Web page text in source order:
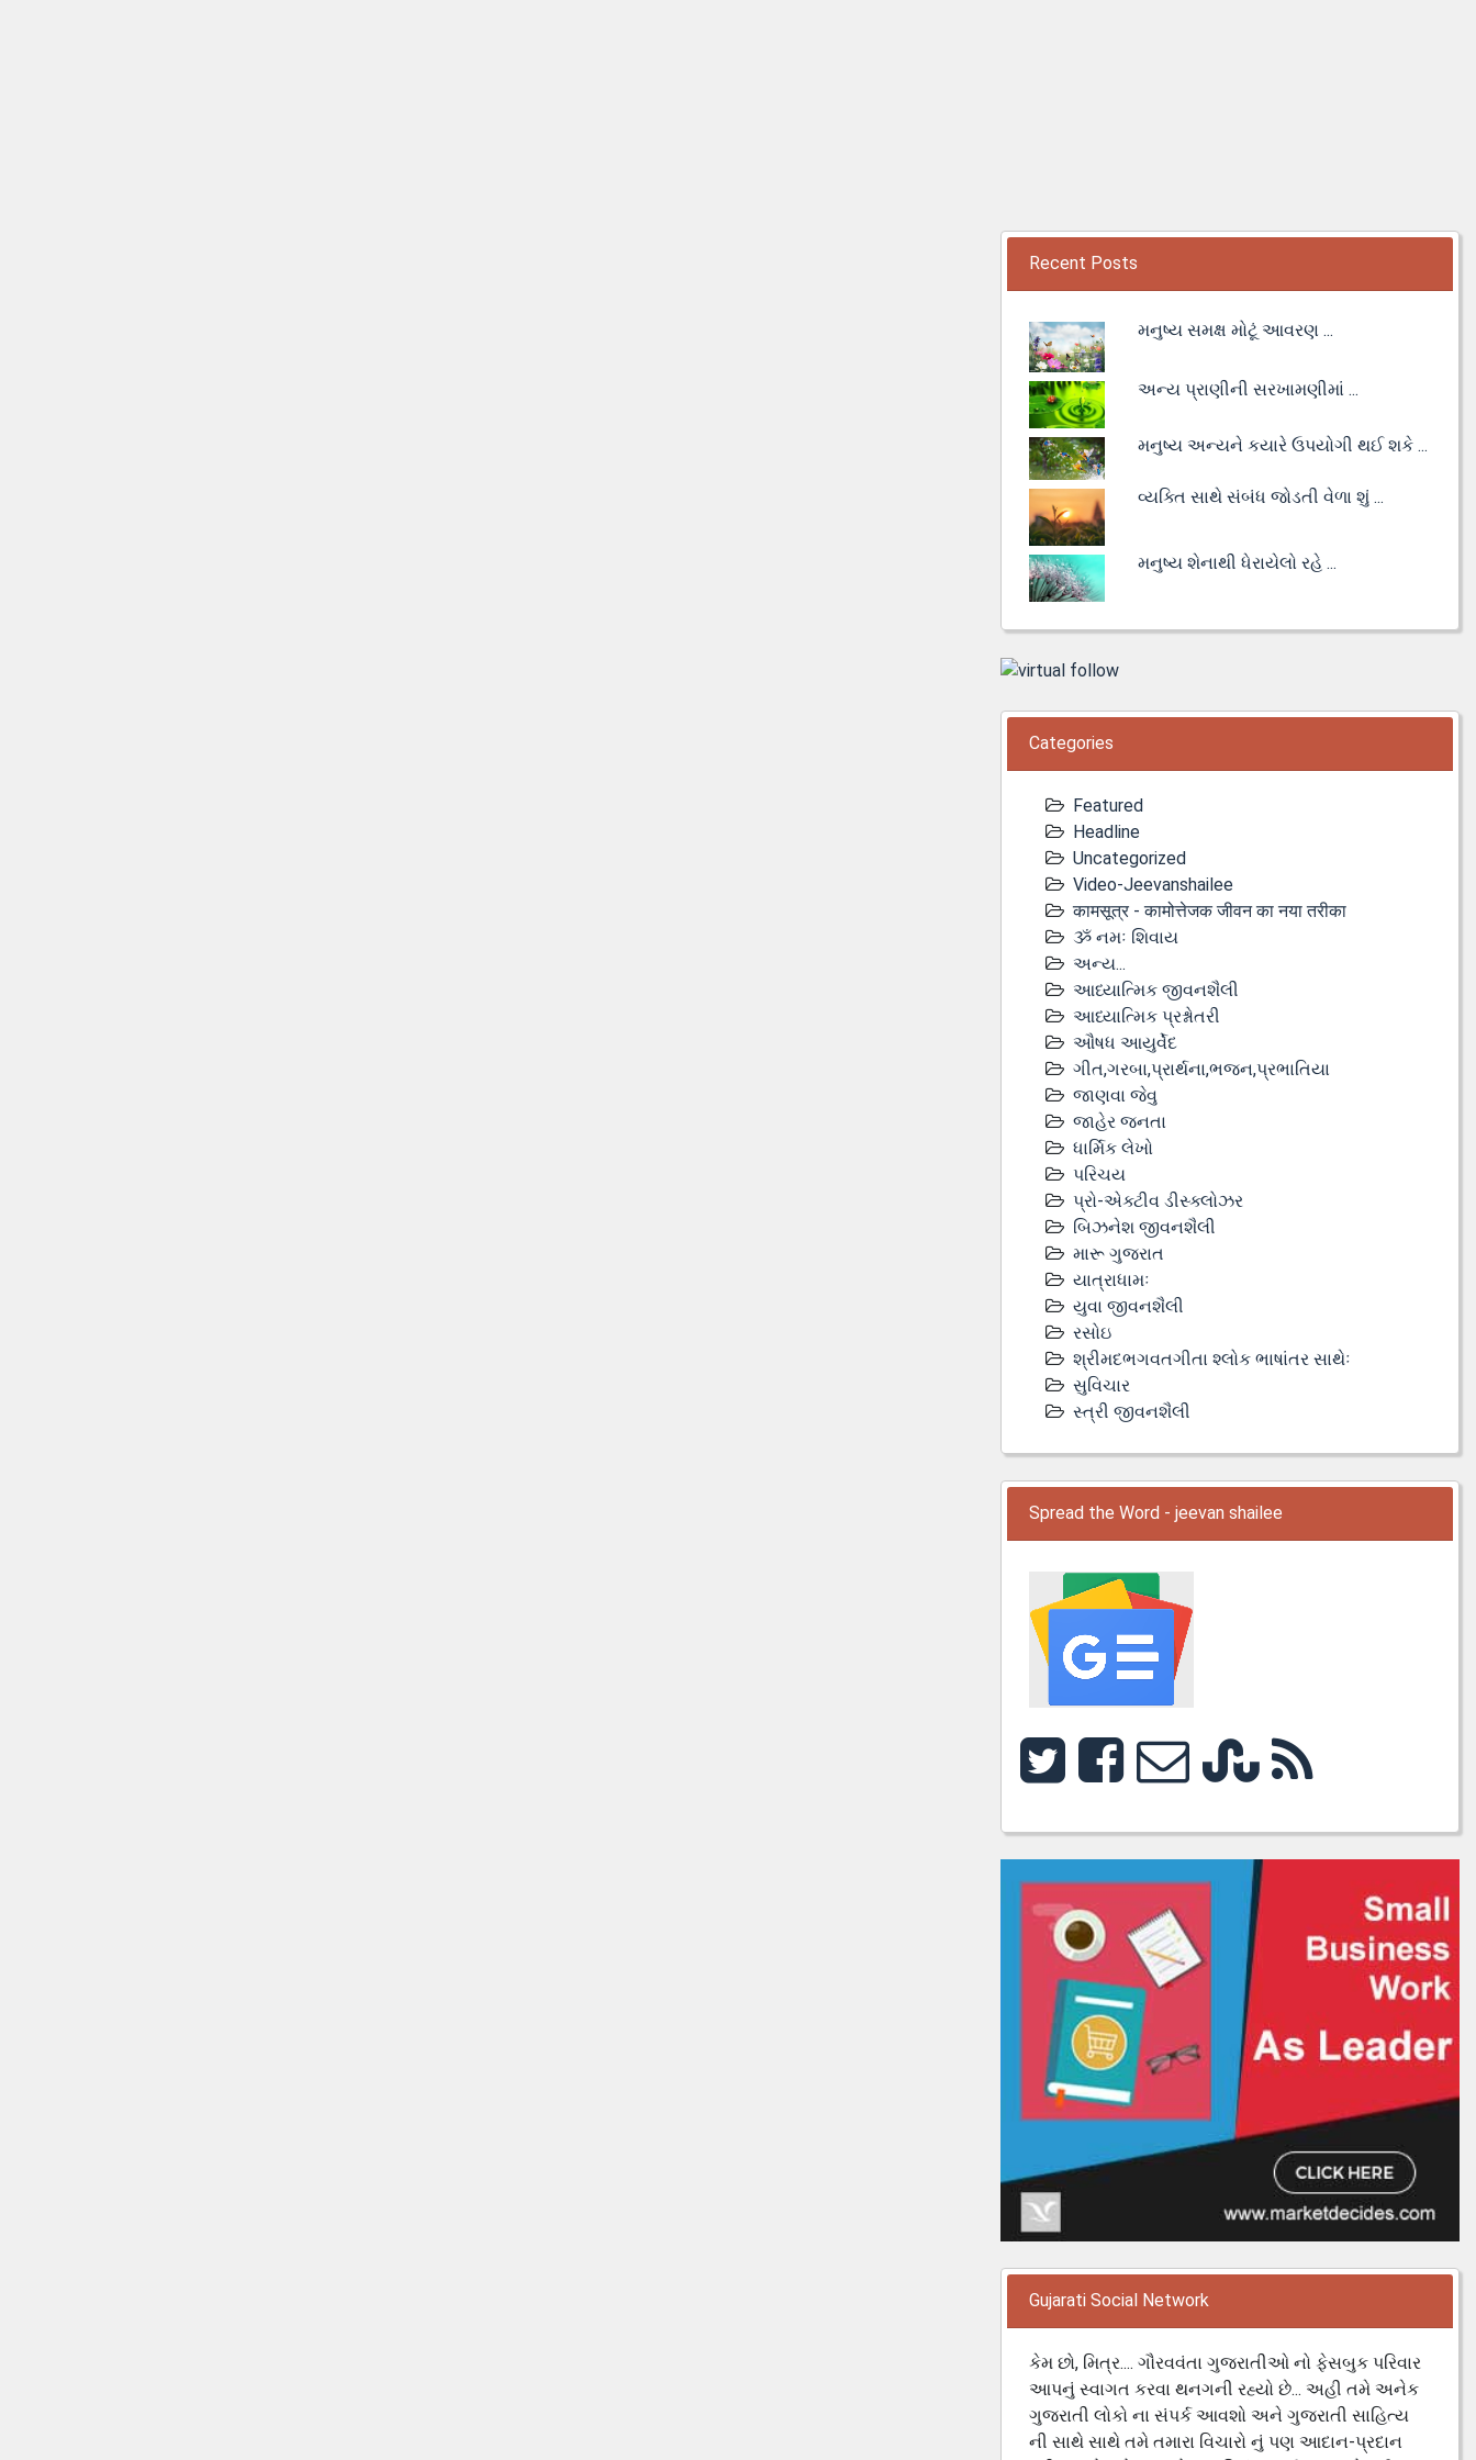
Recent Posts
મનુષ્ય સમક્ષ મોટૂં આવરણ ...
અન્ય પ્રાણીની સરખામણીમાં ...
મનુષ્ય અન્યને કયારે ઉપયોગી થઈ શકે ...
વ્યક્તિ સાથે સંબંધ જોડતી વેળા શું ...
મનુષ્ય શેનાથી ધેરાયેલો રહે ...
Categories
Featured
Headline
Uncategorized
Video-Jeevanshailee
कामसूत्र - कामोत्तेजक जीवन का नया तरीका
ૐ નમઃ શિવાય
અન્ય...
આધ્યાત્મિક જીવનશૈલી
આધ્યાત્મિક પ્રશ્નોતરી
ઔષધ આયુર્વેદ
ગીત,ગરબા,પ્રાર્થના,ભજન,પ્રભાતિયા
જાણવા જેવુ
જાહેર જનતા
ધાર્મિક લેખો
પરિચય
પ્રો-એક્ટીવ ડીસ્‍ક્લોઝર
બિઝનેશ જીવનશૈલી
મારૂ ગુજરાત
યાત્રાધામઃ
યુવા જીવનશૈલી
રસોઇ
શ્રીમદભગવતગીતા શ્લોક ભાષાંતર સાથેઃ
સુવિચાર
સ્ત્રી જીવનશૈલી
Spread the Word - jeevan shailee
Gujarati Social Network
કેમ છો, મિત્ર.... ગૌરવવંતા ગુજરાતીઓ નો ફેસબુક પરિવાર
આપનું સ્વાગત કરવા થનગની રહ્યો છે... અહી તમે અનેક
ગુજરાતી લોકો ના સંપર્ક આવશો અને ગુજરાતી સાહિત્ય
ની સાથે સાથે તમે તમારા વિચારો નું પણ આદાન-પ્રદાન